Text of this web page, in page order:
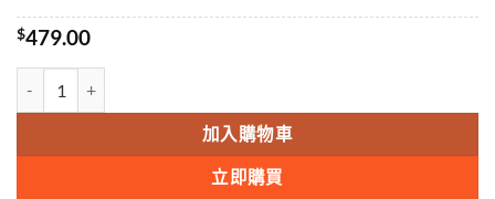
$479.00
加入購物車
立即購買